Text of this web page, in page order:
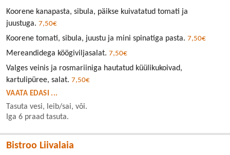
Koorene kanapasta, sibula, päikse kuivatatud tomati ja
juustuga. 7,50€
Koorene tomati, sibula, juustu ja mini spinatiga pasta. 7,50€
Mereandidega köögiviljasalat. 7,50€
Valges veinis ja rosmariiniga hautatud küülikukoivad,
kartulipüree, salat. 7,50€
VAATA EDASI ...
Tasuta vesi, leib/sai, või.
Iga 6 praad tasuta.
Bistroo Liivalaia